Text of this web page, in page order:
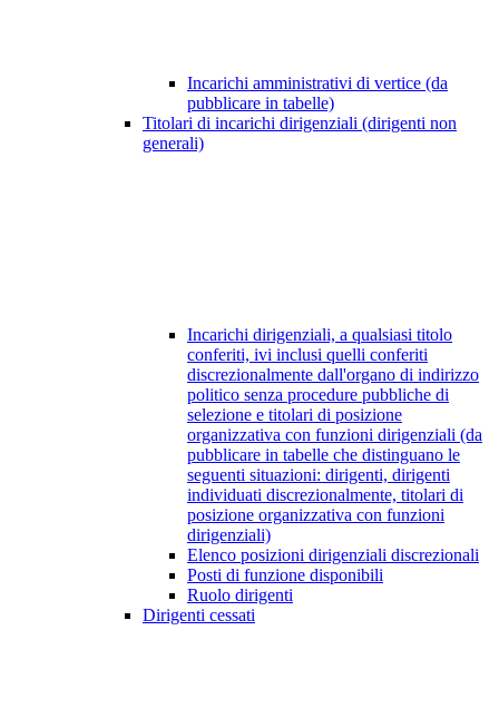
Incarichi amministrativi di vertice (da
pubblicare in tabelle)
Titolari di incarichi dirigenziali (dirigenti non
generali)
Incarichi dirigenziali, a qualsiasi titolo
conferiti, ivi inclusi quelli conferiti
discrezionalmente dall'organo di indirizzo
politico senza procedure pubbliche di
selezione e titolari di posizione
organizzativa con funzioni dirigenziali (da
pubblicare in tabelle che distinguano le
seguenti situazioni: dirigenti, dirigenti
individuati discrezionalmente, titolari di
posizione organizzativa con funzioni
dirigenziali)
Elenco posizioni dirigenziali discrezionali
Posti di funzione disponibili
Ruolo dirigenti
Dirigenti cessati